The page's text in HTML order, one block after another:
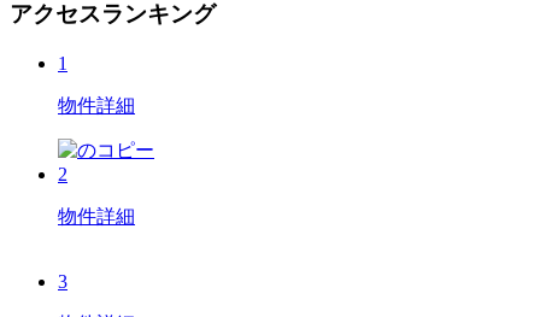
アクセスランキング
1
物件詳細
2
物件詳細
3